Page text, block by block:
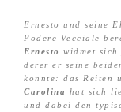
Ernesto und seine
Podere Vecciale
Ernesto widmet sich
derer er seine
konnte: das Reiten
Carolina hat sich
und dabei den